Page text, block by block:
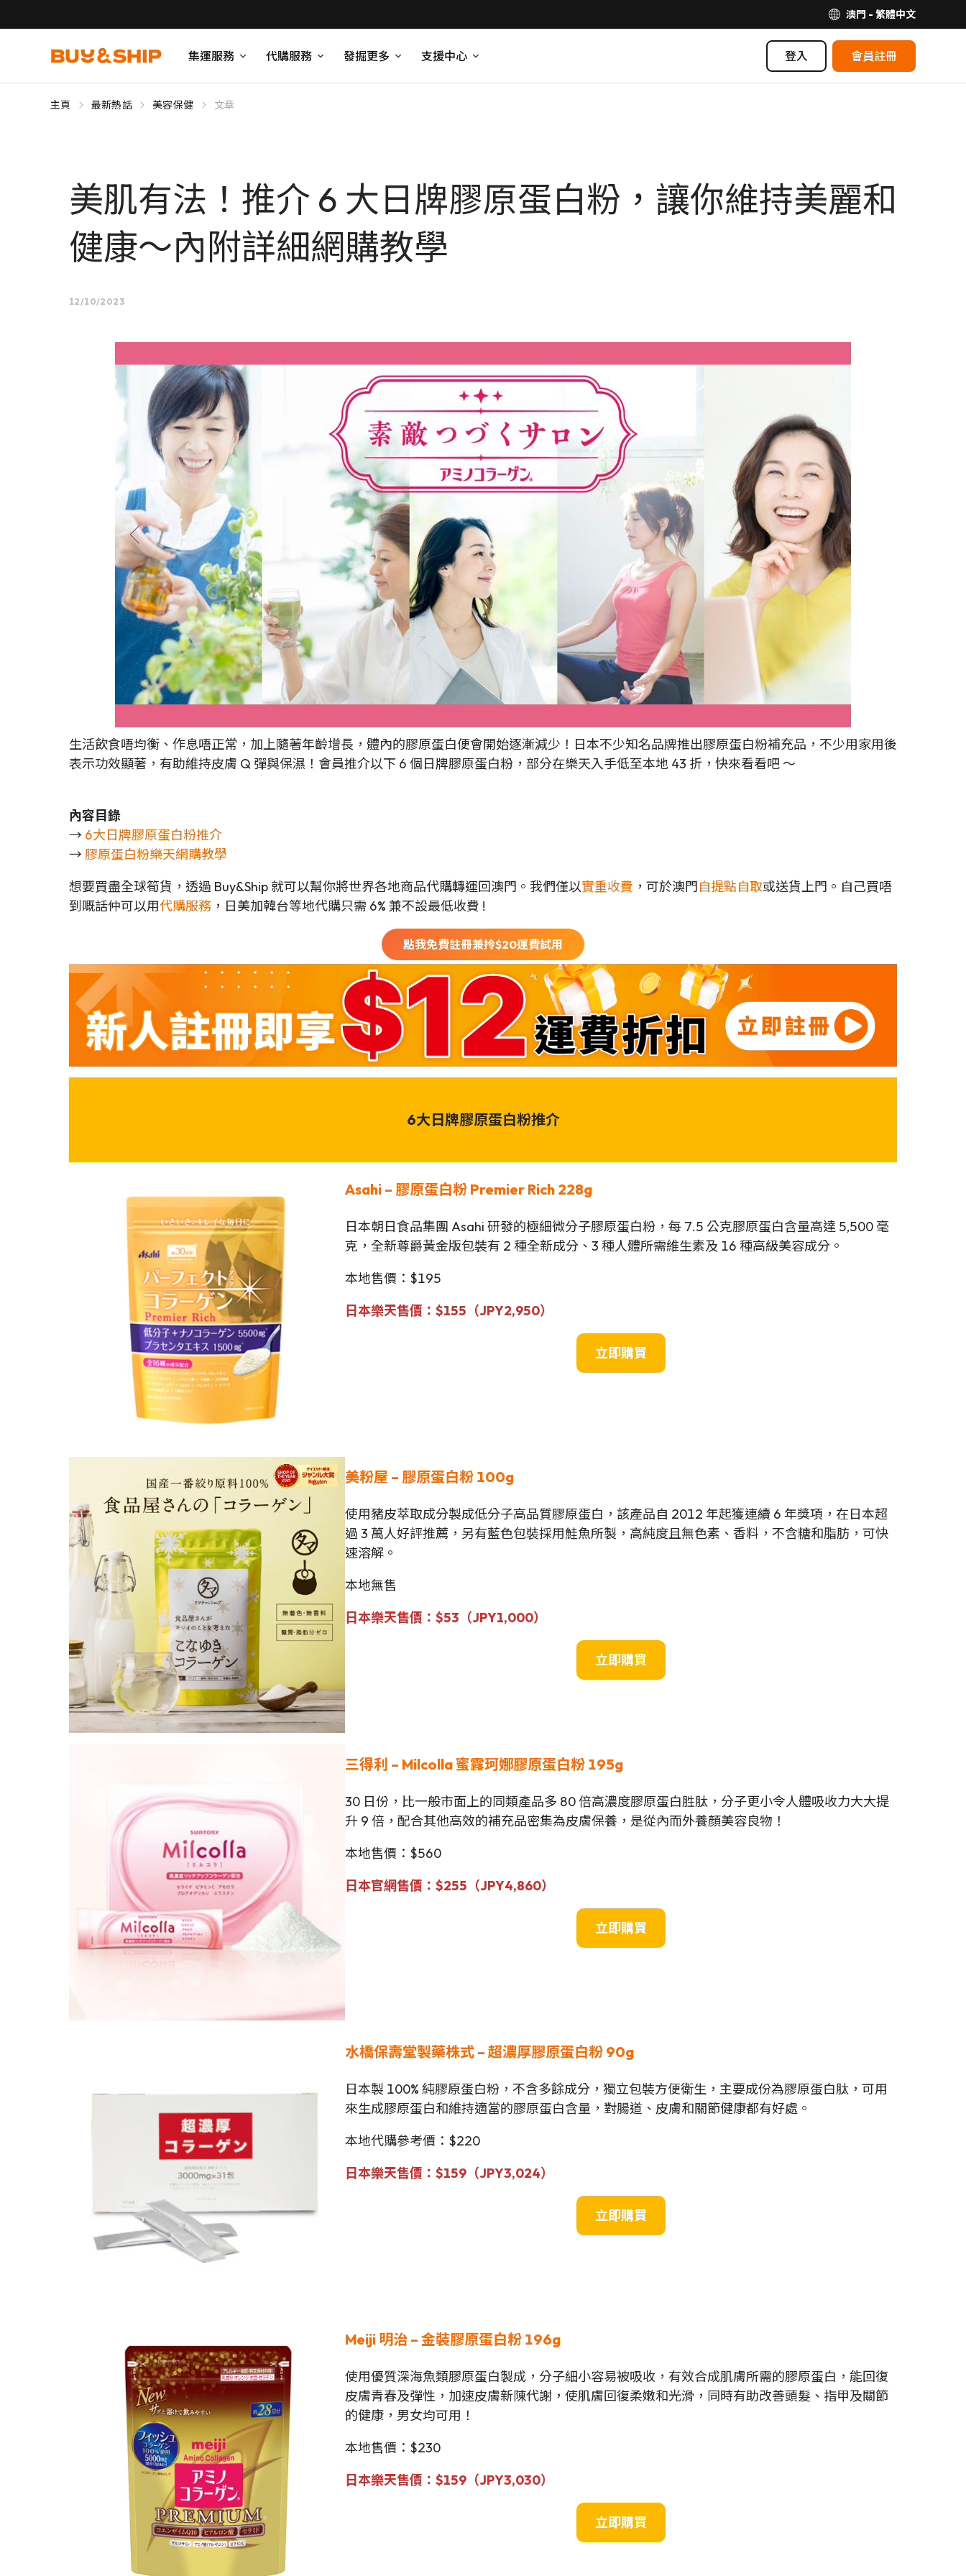
澳門 - 繁體中文
集運服務 代購服務 發掘更多 支援中心 登入 會員註冊
主頁 最新熱話 美容保健 文章
美肌有法！推介 6 大日牌膠原蛋白粉，讓你維持美麗和
健康～內附詳細網購教學
12/10/2023
生活飲食唔均衡、作息唔正常，加上隨著年齡增長，體內的膠原蛋白便會開始逐漸減少！日本不少知名品牌推出膠原蛋白粉補充品，不少用家用後
表示功效顯著，有助維持皮膚 Q 彈與保濕！會員推介以下 6 個日牌膠原蛋白粉，部分在樂天入手低至本地 43 折，快來看看吧 ～
內容目錄
→ 6大日牌膠原蛋白粉推介
→ 膠原蛋白粉樂天網購教學
想要買盡全球筍貨，透過 Buy&Ship 就可以幫你將世界各地商品代購轉運回澳門。我們僅以實重收費 ，可於澳門自提點自取或送貨上門。自己買唔
到嘅話仲可以用代購服務 ，日美加韓台等地代購只需 6% 兼不設最低收費 !
點我免費註冊兼拎$20運費試用
6大日牌膠原蛋白粉推介
Asahi – 膠原蛋白粉 Premier Rich 228g
日本朝日食品集團 Asahi 研發的極細微分子膠原蛋白粉，每 7.5 公克膠原蛋白含量高達 5,500 毫
克，全新尊爵黃金版包裝有 2 種全新成分、3 種人體所需維生素及 16 種高級美容成分。
本地售價：$195
日本樂天售價：$155（JPY2,950）
立即購買
美粉屋 – 膠原蛋白粉 100g
使用豬皮萃取成分製成低分子高品質膠原蛋白，該產品自 2012 年起獲連續 6 年獎項，在日本超
過 3 萬人好評推薦，另有藍色包裝採用鮭魚所製，高純度且無色素、香料，不含糖和脂肪，可快
速溶解。
本地無售
日本樂天售價：$53（JPY1,000）
立即購買
三得利 – Milcolla 蜜露珂娜膠原蛋白粉195g
30 日份 ，比一般市面上的同類產品多 80 倍高濃度膠原蛋白胜肽，分子更小令人體吸收力大大提
升 9 倍，配合其他高效的補充品密集為皮膚保養，是從內而外養顏美容良物！
本地售價：$560
日本官網售價：$255（JPY4,860）
立即購買
水橋保壽堂製藥株式 – 超濃厚膠原蛋白粉90g
日本製 100% 純膠原蛋白粉，不含多餘成分，獨立包裝方便衛生，主要成份為膠原蛋白肽，可用
來生成膠原蛋白和維持適當的膠原蛋白含量，對腸道、皮膚和關節健康都有好處。
本地代購參考價：$220
日本樂天售價：$159（JPY3,024）
立即購買
Meiji 明治 – 金裝膠原蛋白粉 196g
使用優質深海魚類膠原蛋白製成，分子細小容易被吸收，有效合成肌膚所需的膠原蛋白，能回復
皮膚青春及彈性，加速皮膚新陳代謝，使肌膚回復柔嫩和光滑，同時有助改善頭髮、指甲及關節
的健康，男女均可用！
本地售價：$230
日本樂天售價： $159（JPY3,030）
立即購買